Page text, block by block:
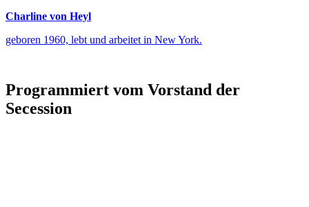
Charline von Heyl
geboren 1960, lebt und arbeitet in New York.
Programmiert vom Vorstand der
Secession